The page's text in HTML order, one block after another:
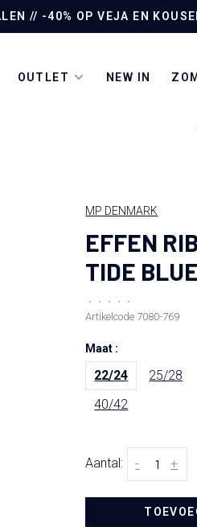
// -40% OP VEJA EN
OUTLET NEW IN
MP DENMARK
EFFEN
TIDE BLUE
• • • •
•
Artikelcode 7080-769
Maat :
22/24 25/28
40/42
Aantal: +
-